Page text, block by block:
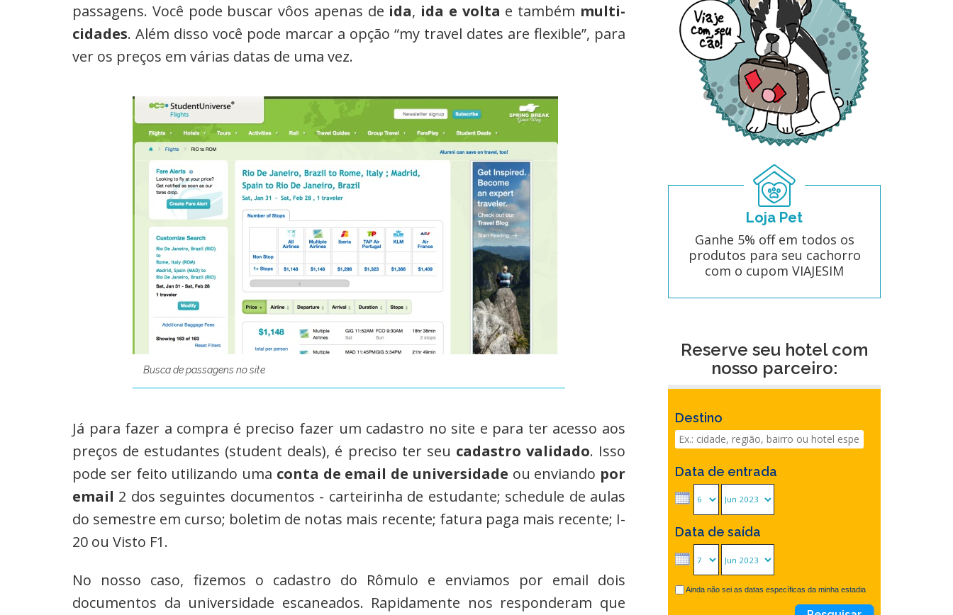
passagens. Você pode buscar vôos apenas de ida, ida e volta e também multi-
cidades. Além disso você pode marcar a opção “my travel dates are flexible”, para
ver os preços em várias datas de uma vez.
Busca de passagens no site
Já para fazer a compra é preciso fazer um cadastro no site e para ter acesso aos
preços de estudantes (student deals), é preciso ter seu cadastro validado. Isso
pode ser feito utilizando uma conta de email de universidade ou enviando por
email 2 dos seguintes documentos - carteirinha de estudante; schedule de aulas
do semestre em curso; boletim de notas mais recente; fatura paga mais recente; I-
20 ou Visto F1.
No nosso caso, fizemos o cadastro do Rômulo e enviamos por email dois
documentos da universidade escaneados. Rapidamente nos responderam que
Loja Pet
Ganhe 5% off em todos os
produtos para seu cachorro
com o cupom VIAJESIM
Reserve seu hotel com
nosso parceiro:
Destino
Data de entrada
Data de saída
Ainda não sei as datas específicas da minha estadia